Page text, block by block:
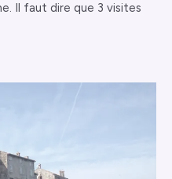
Il faut dire que 3 visites